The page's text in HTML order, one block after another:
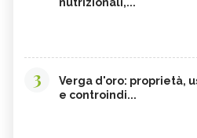
3
Verga d'oro: proprietà,
e controindi...